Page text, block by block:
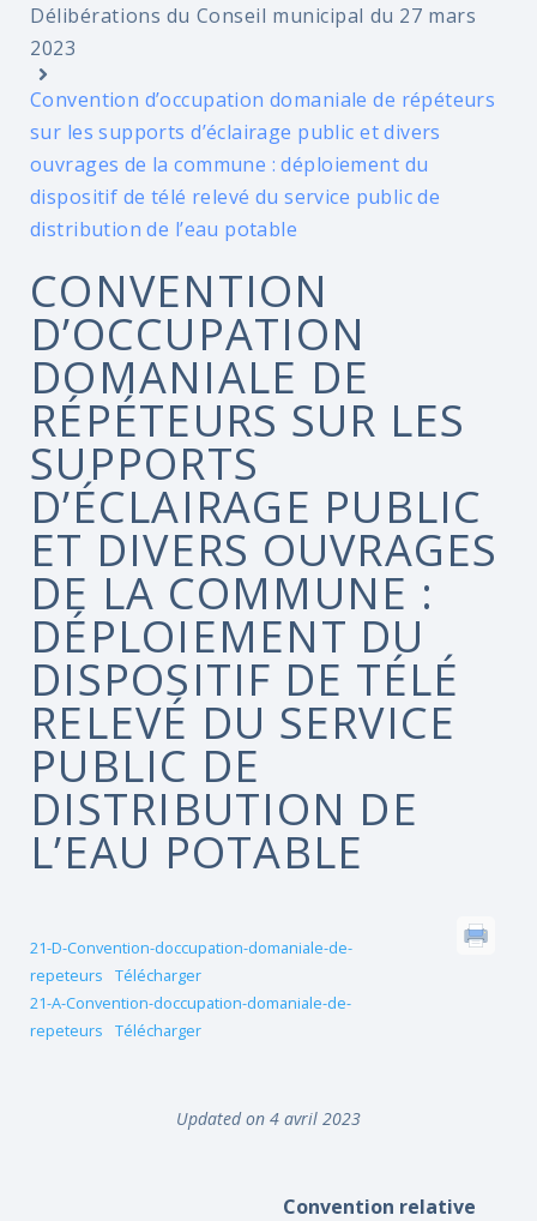
Délibérations du Conseil municipal du 27 mars
2023
Convention d’occupation domaniale de répéteurs
sur les supports d’éclairage public et divers
ouvrages de la commune : déploiement du
dispositif de télé relevé du service public de
distribution de l’eau potable
CONVENTION
D’OCCUPATION
DOMANIALE DE
RÉPÉTEURS SUR LES
SUPPORTS
D’ÉCLAIRAGE PUBLIC
ET DIVERS OUVRAGES
DE LA COMMUNE :
DÉPLOIEMENT DU
DISPOSITIF DE TÉLÉ
RELEVÉ DU SERVICE
PUBLIC DE
DISTRIBUTION DE
L’EAU POTABLE
21-D-Convention-doccupation-domaniale-de-
repeteurs
Télécharger
21-A-Convention-doccupation-domaniale-de-
repeteurs
Télécharger
Updated on 4 avril 2023
Convention relative